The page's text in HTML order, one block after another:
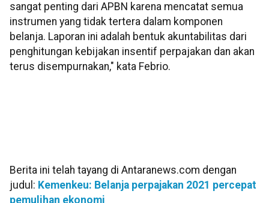
sangat penting dari APBN karena mencatat semua
instrumen yang tidak tertera dalam komponen
belanja. Laporan ini adalah bentuk akuntabilitas dari
penghitungan kebijakan insentif perpajakan dan akan
terus disempurnakan," kata Febrio.
Berita ini telah tayang di Antaranews.com dengan
judul: Kemenkeu: Belanja perpajakan 2021 percepat
pemulihan ekonomi